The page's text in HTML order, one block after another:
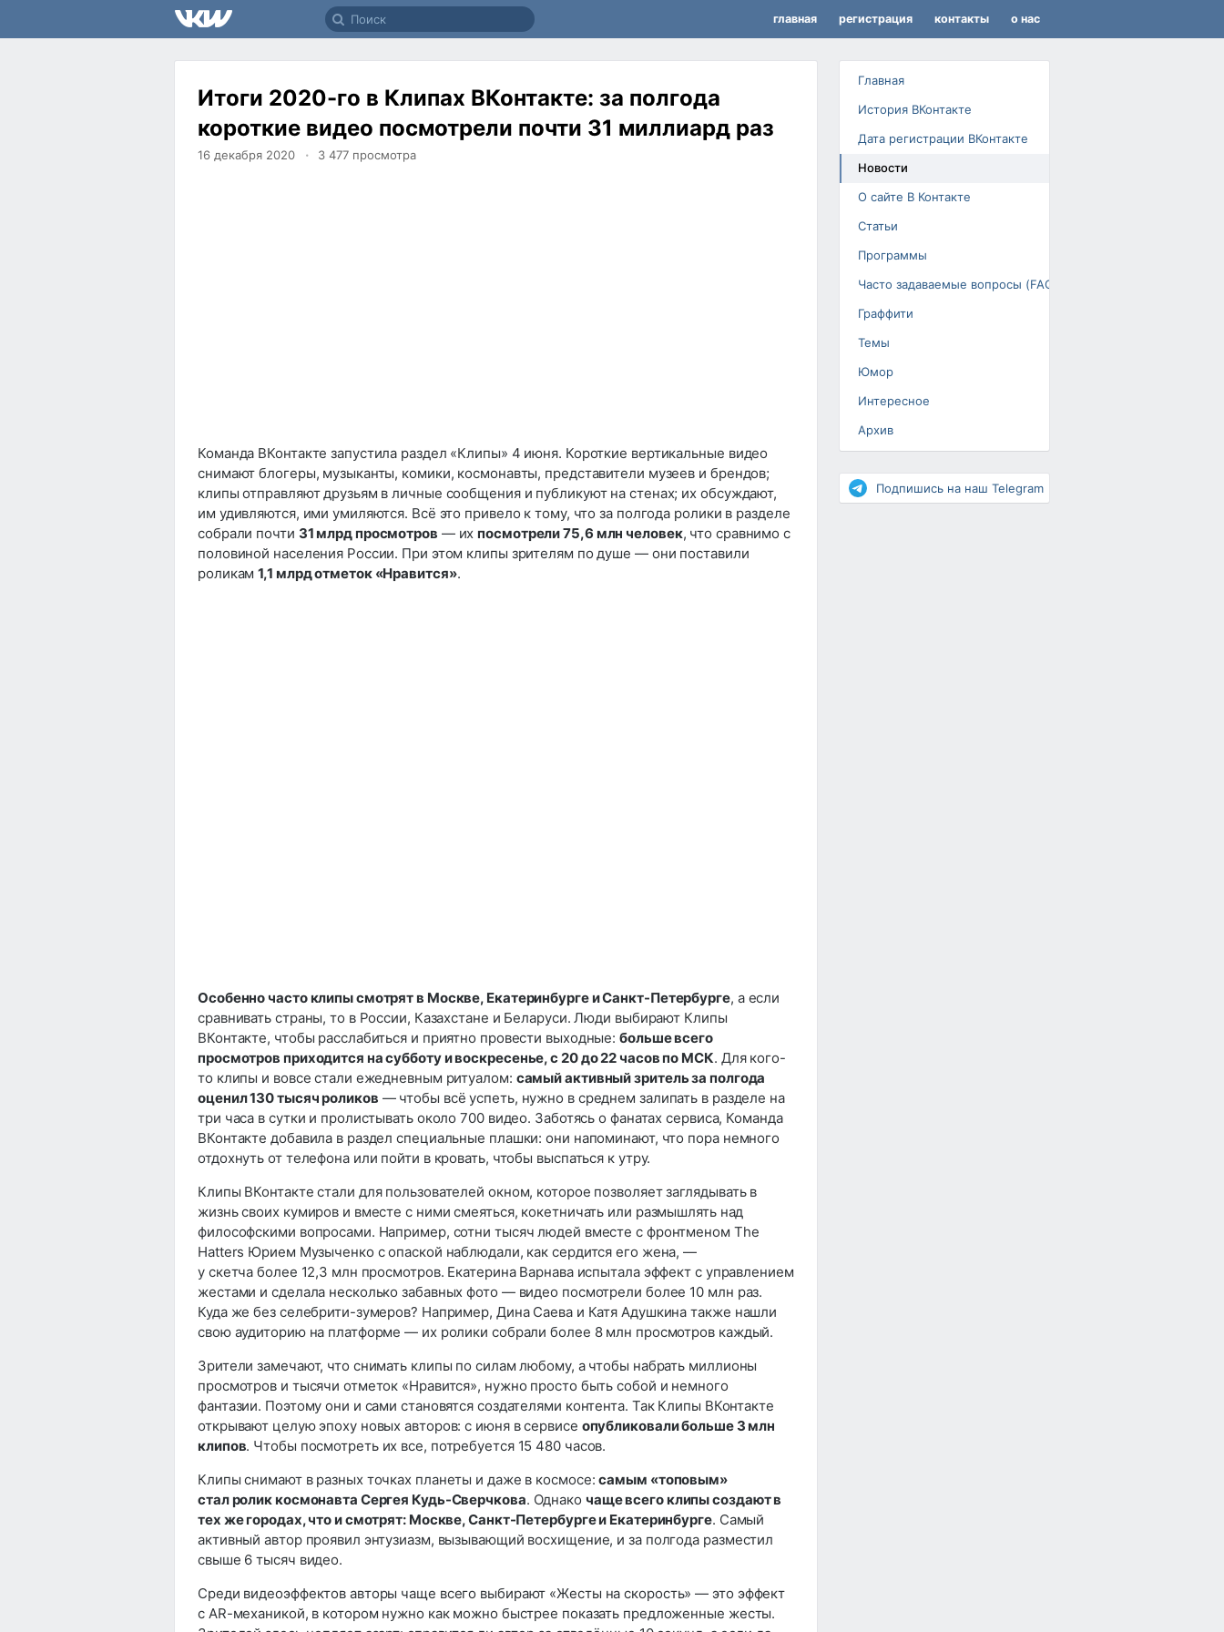
главная регистрация контакты о нас
Главная
История ВКонтакте
Дата регистрации ВКонтакте
Новости
О сайте В Контакте
Статьи
Программы
Часто задаваемые вопросы (FAQ)
Граффити
Темы
Юмор
Интересное
Архив
Повышение рейтинга
Подпишись на наш Telegram
Итоги 2020-го в Клипах ВКонтакте: за полгода
короткие видео посмотрели почти 31 миллиард раз
16 декабря 2020 3 477 просмотра
Команда ВКонтакте запустила раздел «Клипы» 4 июня. Короткие вертикальные видео
снимают блогеры, музыканты, комики, космонавты, представители музеев и брендов;
клипы отправляют друзьям в личные сообщения и публикуют на стенах; их обсуждают,
им удивляются, ими умиляются. Всё это привело к тому, что за полгода ролики в разделе
собрали почти 31 млрд просмотров — их посмотрели 75,6 млн человек, что сравнимо с
половиной населения России. При этом клипы зрителям по душе — они поставили
роликам1,1 млрд отметок «Нравится».
Особенно часто клипы смотрят в Москве, Екатеринбурге и Санкт-Петербурге, а если
сравнивать страны, то в России, Казахстане и Беларуси. Люди выбирают Клипы
ВКонтакте, чтобы расслабиться и приятно провести выходные:больше всего
просмотров приходится на субботу и воскресенье, с 20 до 22 часов по МСК. Для кого-
то клипы и вовсе стали ежедневным ритуалом: самый активный зритель за полгода
оценил 130 тысяч роликов — чтобы всё успеть, нужно в среднем залипать в разделе на
три часа в сутки и пролистывать около 700 видео. Заботясь о фанатах сервиса, Команда
ВКонтакте добавила в раздел специальные плашки: они напоминают, что пора немного
отдохнуть от телефона или пойти в кровать, чтобы выспаться к утру.
Клипы ВКонтакте стали для пользователей окном, которое позволяет заглядывать в
жизнь своих кумиров и вместе с ними смеяться, кокетничать или размышлять над
философскими вопросами. Например, сотни тысяч людей вместе с фронтменом The
Hatters Юрием Музыченко с опаской наблюдали, как сердится его жена, —
у скетча более 12,3 млн просмотров. Екатерина Варнава испытала эффект с управлением
жестами и сделала несколько забавных фото — видео посмотрели более 10 млн раз.
Куда же без селебрити-зумеров? Например, Дина Саева и Катя Адушкина также нашли
свою аудиторию на платформе — их ролики собрали более 8 млн просмотров каждый.
Зрители замечают, что снимать клипы по силам любому, а чтобы набрать миллионы
просмотров и тысячи отметок «Нравится», нужно просто быть собой и немного
фантазии. Поэтому они и сами становятся создателями контента. Так Клипы ВКонтакте
открывают целую эпоху новых авторов: с июня в сервисе опубликовали больше 3 млн
клипов. Чтобы посмотреть их все, потребуется 15 480 часов.
Клипы снимают в разных точках планеты и даже в космосе:самым «топовым»
стал ролик космонавта Сергея Кудь-Сверчкова. Однако чаще всего клипы создают в
тех же городах, что и смотрят: Москве, Санкт-Петербурге и Екатеринбурге. Самый
активный автор проявил энтузиазм, вызывающий восхищение, и за полгода разместил
свыше 6 тысяч видео.
Среди видеоэффектов авторы чаще всего выбирают «Жесты на скорость» — это эффект
с AR-механикой, в котором нужно как можно быстрее показать предложенные жесты.